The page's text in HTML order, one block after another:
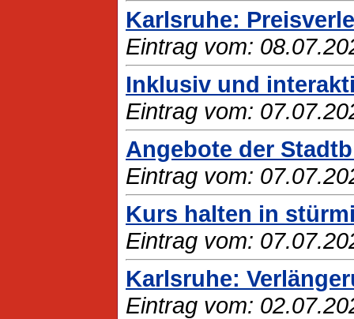
Karlsruhe:
Eintrag vom:
Inklusiv und
Eintrag vom:
Angebote der
Eintrag vom:
Kurs halten in
Eintrag vom:
Karlsruhe:
Eintrag vom: